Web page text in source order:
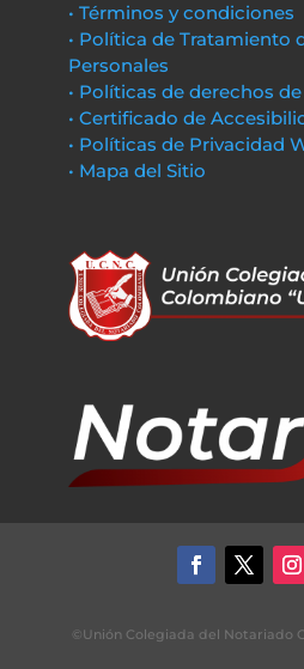
• Términos y condiciones
• Política de Tratamiento
Personales
• Políticas de derechos
• Certificado de
• Políticas de Privacidad
• Mapa del Sitio
©Unión Colegiada del Notariado